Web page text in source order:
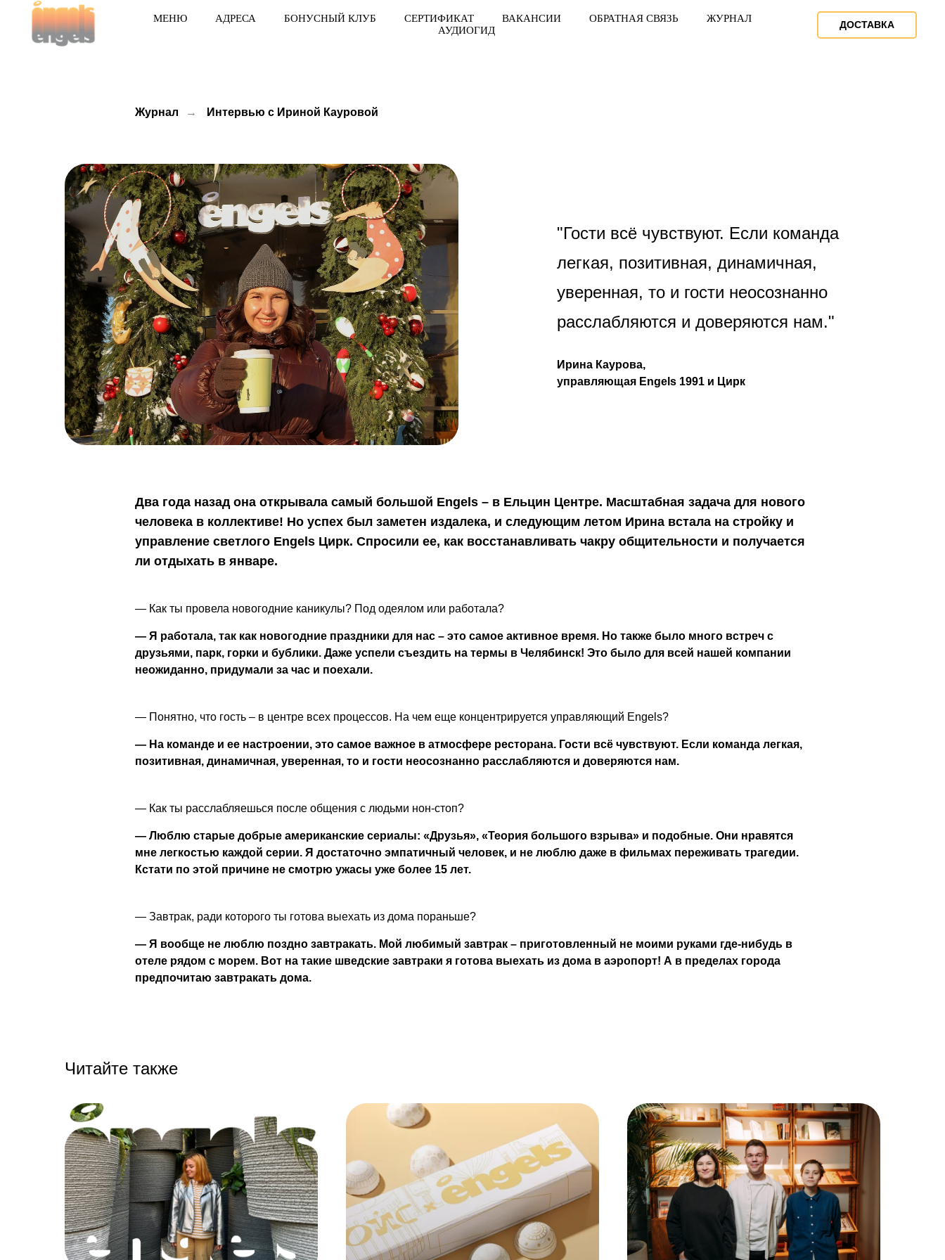
МЕНЮ АДРЕСА БОНУСНЫЙ КЛУБ СЕРТИФИКАТ ВАКАНСИИ ОБРАТНАЯ СВЯЗЬ
ЖУРНАЛ
АУДИОГИД
ДОСТАВКА
Журнал → Интервью с Ириной Кауровой
"Гости всё чувствуют. Если команда
легкая, позитивная, динамичная,
уверенная, то и гости неосознанно
расслабляются и доверяются нам."
Ирина Каурова,
управляющая Engels 1991 и Цирк
Два года назад она открывала самый большой Engels – в Ельцин Центре. Масштабная задача для нового
человека в коллективе! Но успех был заметен издалека, и следующим летом Ирина встала на стройку и
управление светлого Engels Цирк. Спросили ее, как восстанавливать чакру общительности и получается
ли отдыхать в январе.
— Как ты провела новогодние каникулы? Под одеялом или работала?
— Я работала, так как новогодние праздники для нас – это самое активное время. Но также было много встреч с
друзьями, парк, горки и бублики. Даже успели съездить на термы в Челябинск! Это было для всей нашей компании
неожиданно, придумали за час и поехали.
— Понятно, что гость – в центре всех процессов. На чем еще концентрируется управляющий Engels?
— На команде и ее настроении, это самое важное в атмосфере ресторана. Гости всё чувствуют. Если команда легкая,
позитивная, динамичная, уверенная, то и гости неосознанно расслабляются и доверяются нам.
— Как ты расслабляешься после общения с людьми нон-стоп?
— Люблю старые добрые американские сериалы: «Друзья», «Теория большого взрыва» и подобные. Они нравятся
мне легкостью каждой серии. Я достаточно эмпатичный человек, и не люблю даже в фильмах переживать трагедии.
Кстати по этой причине не смотрю ужасы уже более 15 лет.
— Завтрак, ради которого ты готова выехать из дома пораньше?
— Я вообще не люблю поздно завтракать. Мой любимый завтрак – приготовленный не моими руками где-нибудь в
отеле рядом с морем. Вот на такие шведские завтраки я готова выехать из дома в аэропорт! А в пределах города
предпочитаю завтракать дома.
Читайте также